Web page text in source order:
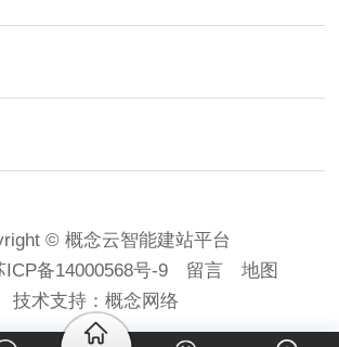
© 概念云智能建站平台
ICP备14000568号-9 留言 地图
技术支持：概念网络